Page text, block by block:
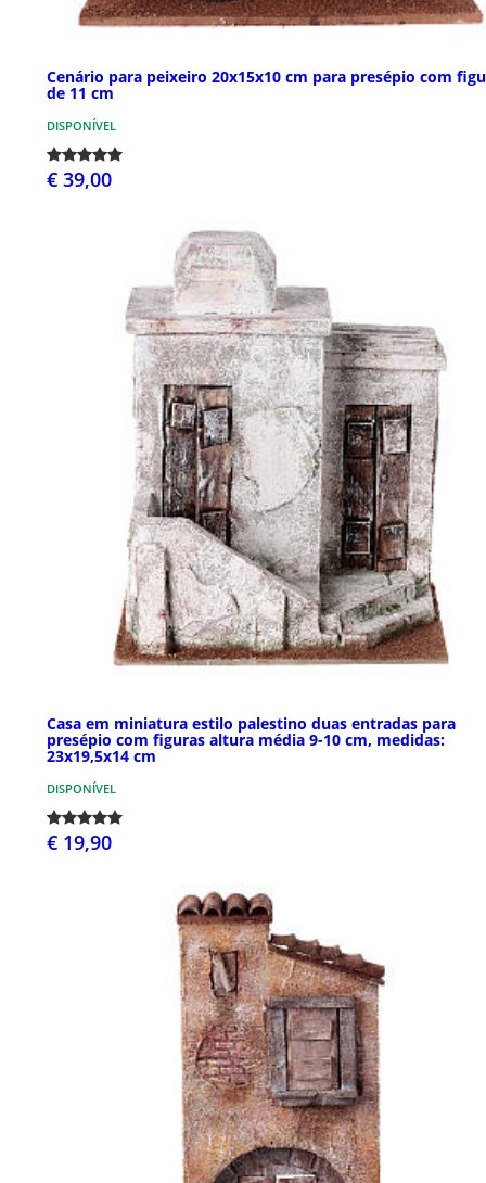
Cenário para peixeiro 20x15x10 cm para presépio com
de 11 cm
DISPONÍVEL
€ 39,00
Casa em miniatura estilo palestino duas entradas para
presépio com figuras altura média 9-10 cm, medidas:
23x19,5x14 cm
DISPONÍVEL
€ 19,90